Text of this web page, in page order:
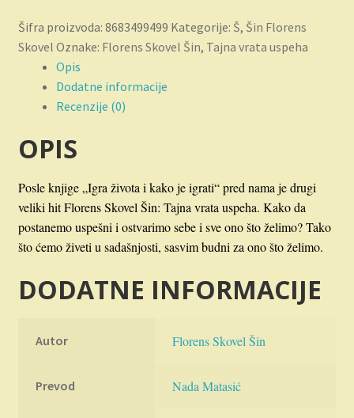
Privatnost
Uslovi korišćenja
693.00 RSD.
Šifra proizvoda: 8683499499 Kategorije: Š, Šin Florens
Skovel Oznake: Florens Skovel Šin, Tajna vrata uspeha
Opis
Dodatne informacije
Recenzije (0)
OPIS
Posle knjige „Igra života i kako je igrati“ pred nama je drugi
veliki hit Florens Skovel Šin: Tajna vrata uspeha. Kako da
postanemo uspešni i ostvarimo sebe i sve ono što želimo? Tako
što ćemo živeti u sadašnjosti, sasvim budni za ono što želimo.
DODATNE INFORMACIJE
Autor Florens Skovel Šin
Prevod Nada Matasić